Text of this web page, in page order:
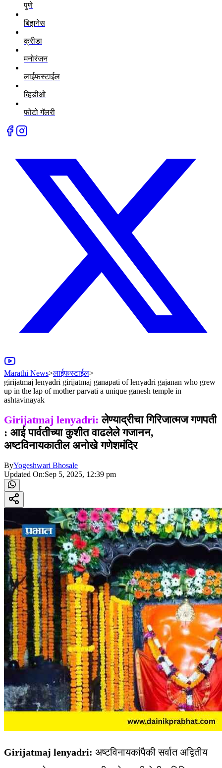
पुणे
बिझनेस
क्रीडा
मनोरंजन
लाईफस्टाईल
व्हिडीओ
फोटो गॅलरी
Marathi News>लाईफस्टाईल>
girijatmaj lenyadri girijatmaj ganapati of lenyadri gajanan who grew
up in the lap of mother parvati a unique ganesh temple in
ashtavinayak
Girijatmaj lenyadri: लेण्याद्रीचा गिरिजात्मज गणपती
: आई पार्वतीच्या कुशीत वाढलेले गजानन,
अष्टविनायकातील अनोखे गणेशमंदिर
ByYogeshwari Bhosale
Updated On:Sep 5, 2025, 12:39 pm
Girijatmaj lenyadri: अष्टविनायकांपैकी सर्वात अद्वितीय